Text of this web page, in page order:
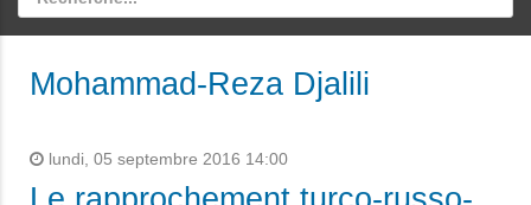
Mohammad-Reza Djalili
lundi, 05 septembre 2016 14:00